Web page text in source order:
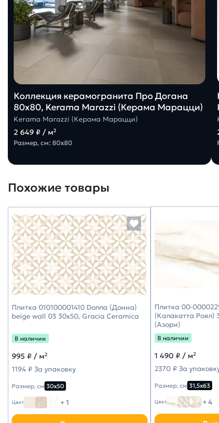
Коллекция керамогранита Про Догана
80х80, Kerama Marazzi (Керама Марацци)
Kerama Marazzi (Керама Марацци)
2 649 ₽ / м²
Размер, см: 80х80
Похожие товары
Плитка 010100001410 Donna (Донна)
beige wall 03 30х50, Gracia Ceramica
В наличии
995 ₽ / м²
1194 ₽ За упаковку
Размер, см 30х50
Цвет + 1
Плитка 00-
(Калакатта Роял)
(Азори)
В наличии
1 490 ₽ / м²
2370 ₽ За
Размер, см 31,5х63
Цвет + 4